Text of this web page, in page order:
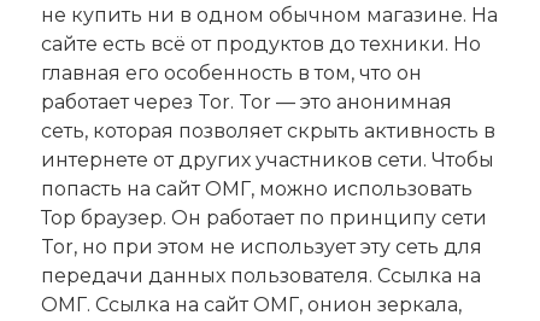
не купить ни в одном обычном магазине. На
сайте есть всё от продуктов до техники. Но
главная его особенность в том, что он
работает через Tor. Tor — это анонимная
сеть, которая позволяет скрыть активность в
интернете от других участников сети. Чтобы
попасть на сайт ОМГ, можно использовать
Тор браузер. Он работает по принципу сети
Tor, но при этом не использует эту сеть для
передачи данных пользователя. Ссылка на
ОМГ. Ссылка на сайт ОМГ, онион зеркала,